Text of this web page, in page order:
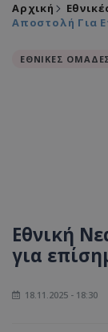
Αρχική
Αποστολή Για
ΕΘΝΙΚΕΣ
Εθνική
για
18.11.2025 - 18:30